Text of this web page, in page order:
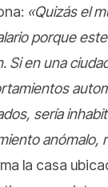
«Quizás el
porque
Si en una
sería
anómalo,
la casa